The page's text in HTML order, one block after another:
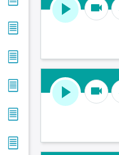
videocam
videocam